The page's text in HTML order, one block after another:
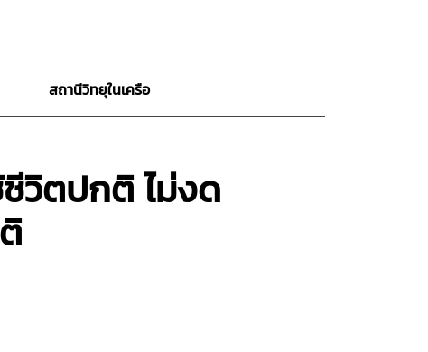
สถานีวิทยุในเครือ
ชีวิตปกติ ไม่งด